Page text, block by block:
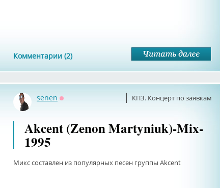
Комментарии (2)
КПЗ. Концерт по заявкам
senen
Akcent (Zenon Martyniuk)-Mix-
1995
Микс составлен из популярных песен группы Akcent